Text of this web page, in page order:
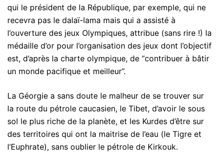
qui le président de la République, par exemple, qui ne
recevra pas le dalaï-lama mais qui a assisté à
l’ouverture des jeux Olympiques, attribue (sans rire !) la
médaille d’or pour l’organisation des jeux dont l’objectif
est, d’après la charte olympique, de “contribuer à bâtir
un monde pacifique et meilleur”.
La Géorgie a sans doute le malheur de se trouver sur
la route du pétrole caucasien, le Tibet, d’avoir le sous
sol le plus riche de la planète, et les Kurdes d’être sur
des territoires qui ont la maitrise de l’eau (le Tigre et
l’Euphrate), sans oublier le pétrole de Kirkouk.